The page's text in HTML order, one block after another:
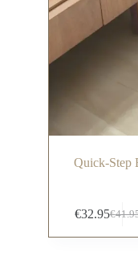
Quick-Step
€
€32.95